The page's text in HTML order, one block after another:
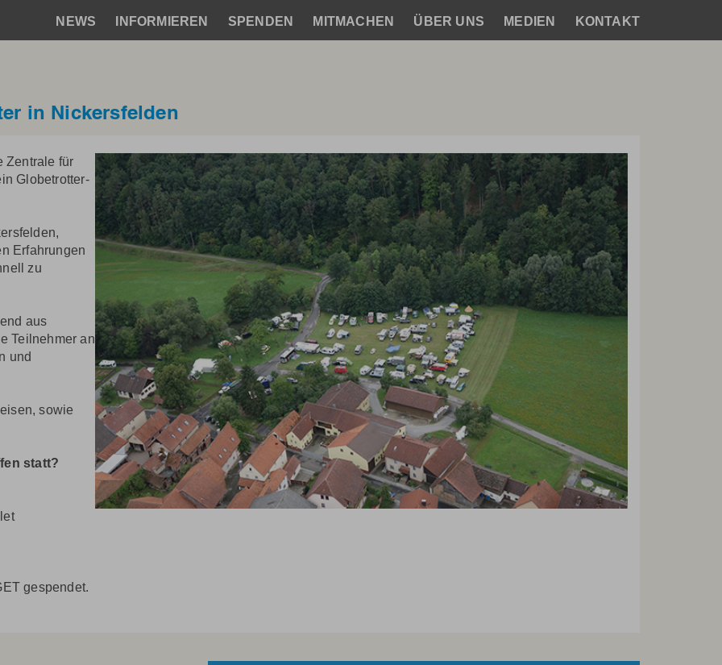
Hauptnavigation
NEWS INFORMIEREN SPENDEN MITMACHEN ÜBER UNS MEDIEN KONTAKT
in Nickersfelden
Zentrale für
Globetrotter-
Erfahrungen
zu
aus
Teilnehmer an
und
sowie
statt?
gespendet.